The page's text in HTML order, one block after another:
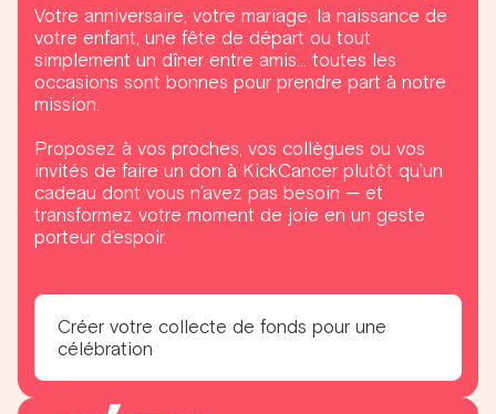
Votre anniversaire, votre mariage, la naissance de
votre enfant, une fête de départ ou tout
simplement un dîner entre amis… toutes les
occasions sont bonnes pour prendre part à notre
mission.
Proposez à vos proches, vos collègues ou vos
invités de faire un don à KickCancer plutôt qu’un
cadeau dont vous n’avez pas besoin — et
transformez votre moment de joie en un geste
porteur d’espoir.
Créer votre collecte de fonds pour une
célébration